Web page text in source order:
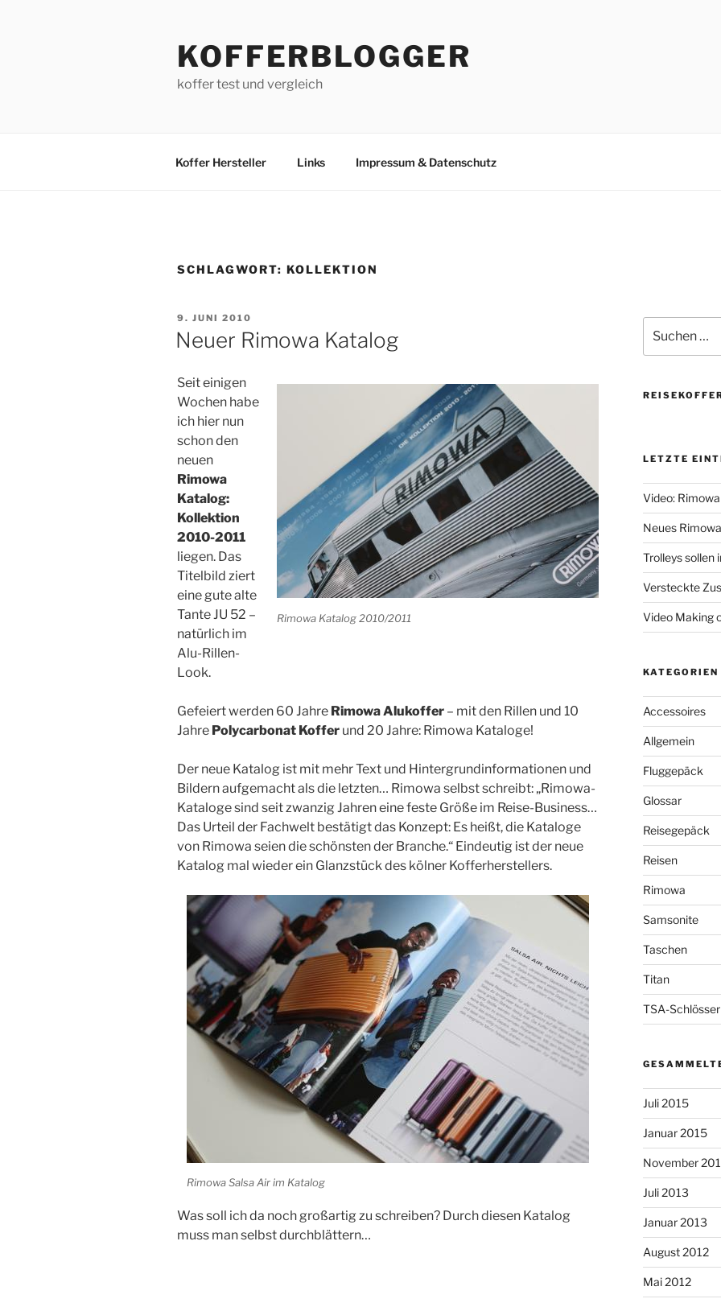
KOFFERBLOGGER
koffer test und vergleich
Koffer Hersteller Links Impressum & Datenschutz
SCHLAGWORT: KOLLEKTION
VERÖFFENTLICHT
AM
9. JUNI 2010
Neuer Rimowa Katalog
Rimowa Katalog 2010/2011
Seit einigen
Wochen habe
ich hier nun
schon den
neuen
Rimowa
Katalog:
Kollektion
2010-2011
liegen. Das
Titelbild ziert
eine gute alte
Tante JU 52 –
natürlich im
Alu-Rillen-
Look.
Gefeiert werden 60 Jahre Rimowa Alukoffer – mit den Rillen und 10
Jahre Polycarbonat Koffer und 20 Jahre: Rimowa Kataloge!
Der neue Katalog ist mit mehr Text und Hintergrundinformationen und
Bildern aufgemacht als die letzten… Rimowa selbst schreibt: „Rimowa-
Kataloge sind seit zwanzig Jahren eine feste Größe im Reise-Business…
Das Urteil der Fachwelt bestätigt das Konzept: Es heißt, die Kataloge
von Rimowa seien die schönsten der Branche.“ Eindeutig ist der neue
Katalog mal wieder ein Glanzstück des kölner Kofferherstellers.
Rimowa Salsa Air im Katalog
Was soll ich da noch großartig zu schreiben? Durch diesen Katalog
muss man selbst durchblättern…
nach:
LETZTE
Video:
Neues
Trolleys sollen
Versteckte
Video Making
KATEGORIEN
Accessoires
Allgemein
Fluggepäck
Glossar
Reisegepäck
Reisen
Rimowa
Samsonite
Taschen
Titan
TSA-Schlösser
Juli 2015
Januar 2015
November
Juli 2013
Januar 2013
August 2012
Mai 2012